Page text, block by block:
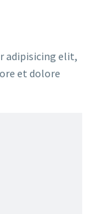
adipisicing elit,
et dolore